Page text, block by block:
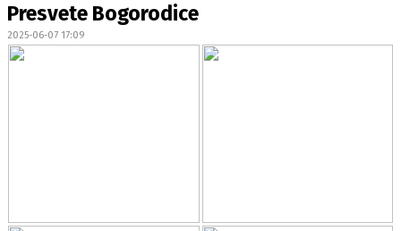
Presvete Bogorodice
2025-06-07 17:09